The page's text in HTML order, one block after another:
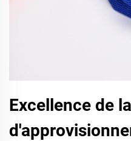
Excellence de